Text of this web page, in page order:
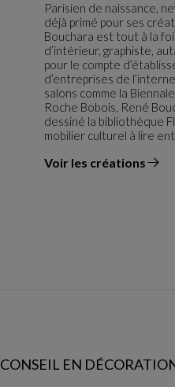
Parisien de naissance,
déjà primé pour ses
Bouchara est tout à la
d’intérieur, graphiste,
pour le compte
d’entreprises de
salons comme la
Roche Bobois, René
dessiné la bibliothèque
mobilier culturel à lire
Voir les créations
du designer
CONSEIL EN